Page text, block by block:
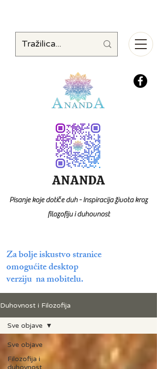
Za bolje iskustvo stranice
omogućite desktop
verziju na mobitelu.
ANANDA
Pisanje koje dotiče duh - Inspiracija života kroz
filozofiju i duhovnost
Duhovnost i Filozofija
Sve objave
Filozofija i
duhovnost
Sve objave